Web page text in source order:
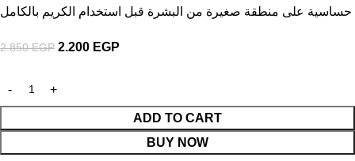
حساسية على منطقة صغيرة من البشرة قبل استخدام الكريم بالكامل
2.850EGP 2.200 EGP
ADD TO CART
BUY NOW